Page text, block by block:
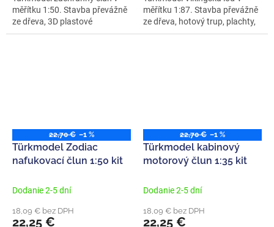
měřítku 1:50. Stavba převážně
ze dřeva, 3D plastové
doplňky,...
měřítku 1:87. Stavba převážně
ze dřeva, hotový trup, plachty,
vesla...
22,70 € –1 %
Türkmodel Zodiac
nafukovací člun 1:50 kit
Dodanie 2-5 dní
18,09 € bez DPH
22,25 €
22,70 € –1 %
Türkmodel kabinový
motorový člun 1:35 kit
Dodanie 2-5 dní
18,09 € bez DPH
22,25 €